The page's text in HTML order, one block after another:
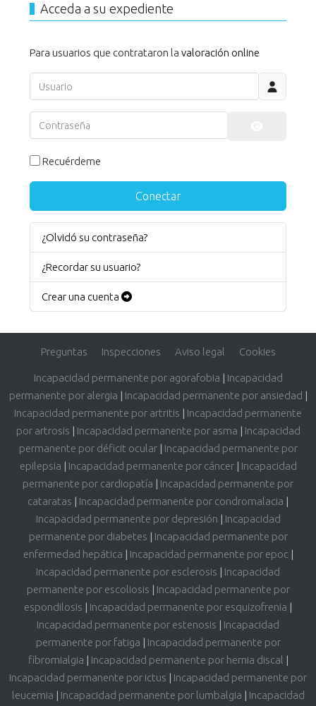
Acceda a su expediente
Para usuarios que contrataron la valoración online
Usuario
Contraseña
Recuérdeme
Conectar
¿Olvidó su contraseña?
¿Recordar su usuario?
Crear una cuenta
Preguntas Inspecciones Aviso legal Cookies
Incapacidad permanente por agorafobia | Incapacidad
permanente por alergia | Incapacidad permanente por ansiedad |
Incapacidad permanente por artritis | Incapacidad permanente
por artrosis | Incapacidad permanente por asma | Incapacidad
permanente por déficit ocular| Incapacidad permanente por
epilepsia | Incapacidad permanente por cáncer| Incapacidad
permanente por cardiopatía | Incapacidad permanente por
cataratas | Incapacidad permanente por condromalacia |
Incapacidad permanente por depresión | Incapacidad
permanente por diabetes | Incapacidad permanente por
enfermedad hepática | Incapacidad permanente por epoc|
Incapacidad permanente por esclerosis | Incapacidad
permanente por escoliosis | Incapacidad permanente por
espondilosis | Incapacidad permanente por esquizofrenia |
Incapacidad permanente por estenosis | Incapacidad
permanente por fatiga | Incapacidad permanente por
fibromialgia | Incapacidad permanente por hernia discal |
Incapacidad permanente por ictus | Incapacidad permanente por
leucemia | Incapacidad permanente por lumbalgia | Incapacidad